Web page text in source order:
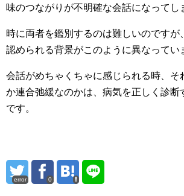
味のつながりが不明確な会話になってし
時に両者を鑑別するのは難しいのですが
認められる背景がこのように異なってい
会話がめちゃくちゃに感じられる時、そ
か連合弛緩なのかは、病気を正しく診断
です。
error 0